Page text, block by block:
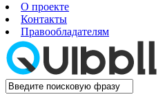
О проекте
Контакты
Правообладателям